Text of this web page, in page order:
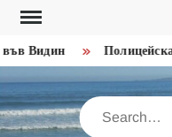
Skip
content
Видин
Search